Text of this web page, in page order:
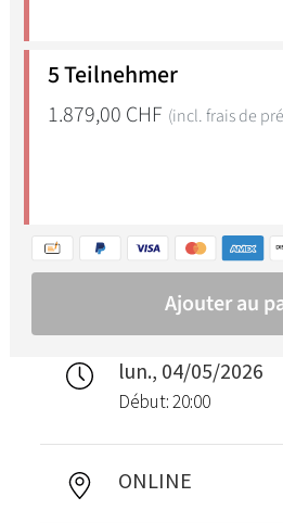
lun., 04/05/2026
Début: 20:00
ONLINE